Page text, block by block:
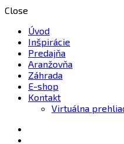
Close
Úvod
Inšpirácie
Predajňa
Aranžovňa
Záhrada
E-shop
Kontakt
Virtuálna